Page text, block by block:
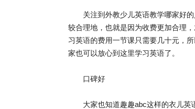
关注到外教少儿英语教学哪家好的
较合理地，也就是因为收费更加合理
习英语的费用一节课只需要几十元，
家也可以放心到这里学习英语了。
口碑好
大家也知道趣趣abc这样的衣儿英